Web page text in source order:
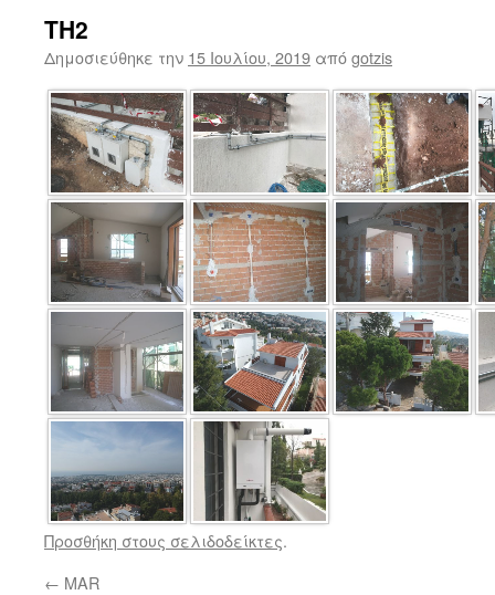
TH2
Δημοσιεύθηκε την 15 Ιουλίου, 2019 απόgotzis
Προσθήκη στους σελιδοδείκτες.
← MAR